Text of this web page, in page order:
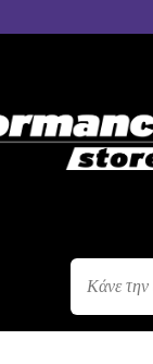
ΑΝΑΖΉΤΗΣΗ
ΠΡΟΪΌΝΤΩΝ